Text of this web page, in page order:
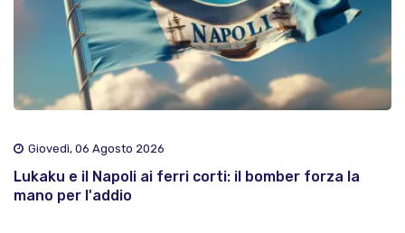
Giovedì, 06 Agosto 2026
Lukaku e il Napoli ai ferri corti: il bomber forza la
mano per l'addio